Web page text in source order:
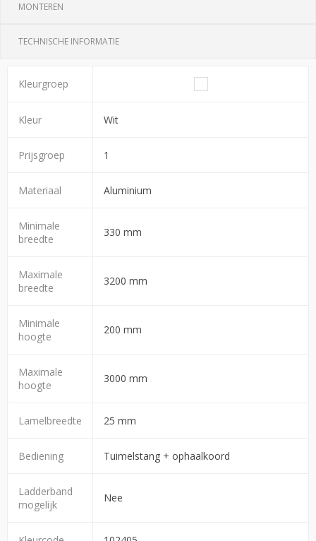
MONTEREN
TECHNISCHE INFORMATIE
Kleurgroep
Kleur Wit
Prijsgroep 1
Materiaal Aluminium
Minimale
breedte
330 mm
Maximale
breedte
3200 mm
Minimale
hoogte
200 mm
Maximale
hoogte
3000 mm
Lamelbreedte 25 mm
Bediening Tuimelstang + ophaalkoord
Ladderband
mogelijk
Nee